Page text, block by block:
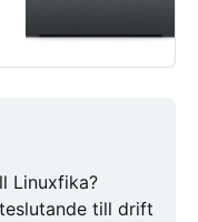
Linuxfika?
till drift